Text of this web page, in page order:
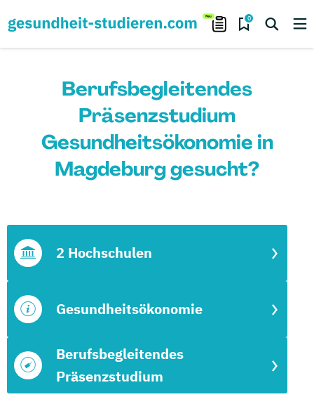
0
Berufsbegleitendes
Präsenzstudium
Gesundheitsökonomie in
Magdeburg gesucht?
Berufsbegleitendes
Präsenzstudium
Gesundheitsökonomie
2 Hochschulen